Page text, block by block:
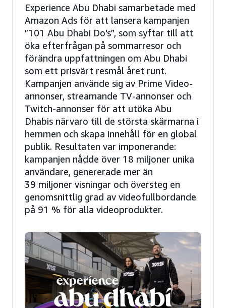
Experience Abu Dhabi samarbetade med
Amazon Ads för att lansera kampanjen
”101 Abu Dhabi Do's”, som syftar till att
öka efterfrågan på sommarresor och
förändra uppfattningen om Abu Dhabi
som ett prisvärt resmål året runt.
Kampanjen använde sig av Prime Video-
annonser, streamande TV-annonser och
Twitch-annonser för att utöka Abu
Dhabis närvaro till de största skärmarna i
hemmen och skapa innehåll för en global
publik. Resultaten var imponerande:
kampanjen nådde över 18 miljoner unika
användare, genererade mer än
39 miljoner visningar och översteg en
genomsnittlig grad av videofullbordande
på 91 % för alla videoprodukter.